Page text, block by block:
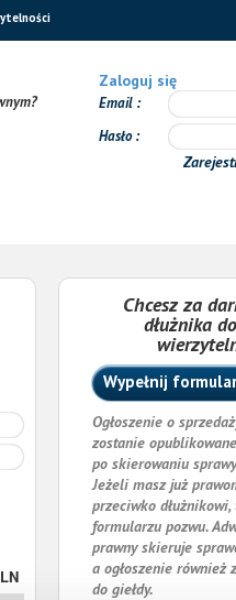
Zaloguj się
Email
Hasło
Chcesz za
dłużnika
Wypełnij
Ogłoszenie o
zostanie
po skierowaniu
Jeżeli masz już
przeciwko
formularzu pozwu.
prawny skieruje
a ogłoszenie również
do giełdy.